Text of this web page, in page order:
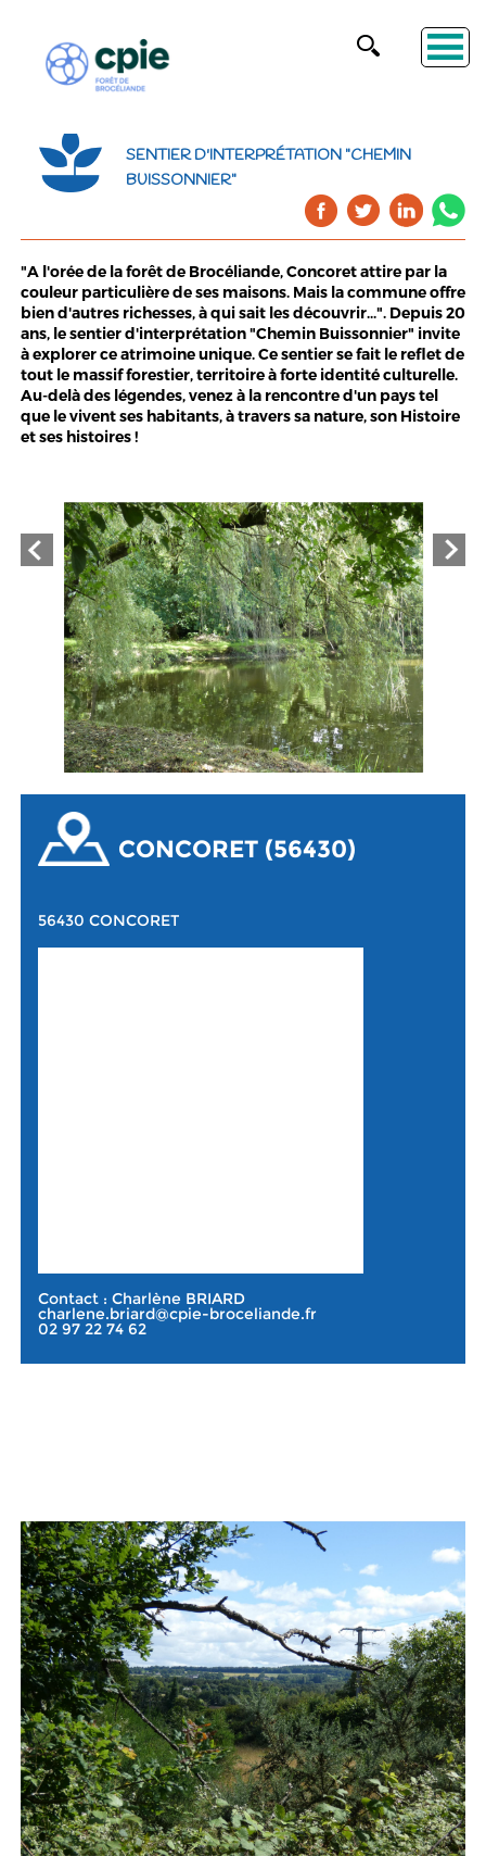
SENTIER D'INTERPRÉTATION "CHEMIN
BUISSONNIER"
"A l'orée de la forêt de Brocéliande, Concoret attire par la
couleur particulière de ses maisons. Mais la commune offre
bien d'autres richesses, à qui sait les découvrir...". Depuis 20
ans, le sentier d'interprétation "Chemin Buissonnier" invite
à explorer ce atrimoine unique. Ce sentier se fait le reflet de
tout le massif forestier, territoire à forte identité culturelle.
Au-delà des légendes, venez à la rencontre d'un pays tel
que le vivent ses habitants, à travers sa nature, son Histoire
et ses histoires !
CONCORET (56430)
56430 CONCORET
Contact : Charlène BRIARD
charlene.briard@cpie-broceliande.fr
02 97 22 74 62